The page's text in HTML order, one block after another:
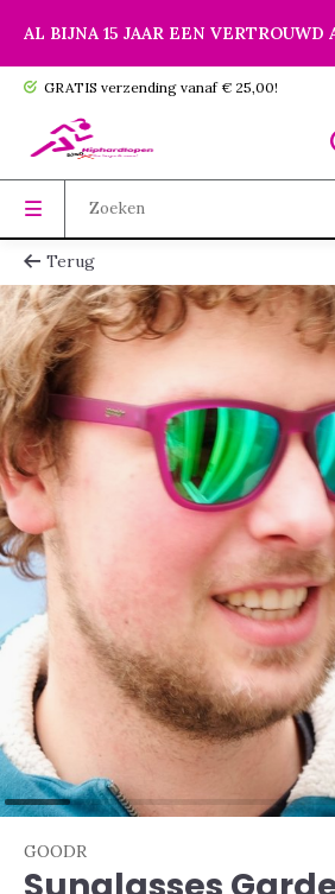
AL BIJNA 15 JAAR EEN VERTROUWD
GRATIS verzending vanaf € 25,00!
Terug
GOODR